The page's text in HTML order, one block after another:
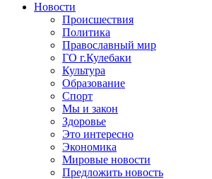
Новости
Происшествия
Политика
Православный мир
ГО г.Кулебаки
Культура
Образование
Спорт
Мы и закон
Здоровье
Это интересно
Экономика
Мировые новости
Предложить новость